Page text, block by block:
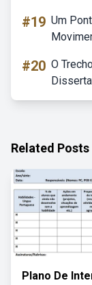
#19 Um
#20 O
Related Posts
Plano De